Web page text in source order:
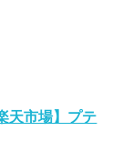
天市場】プテ